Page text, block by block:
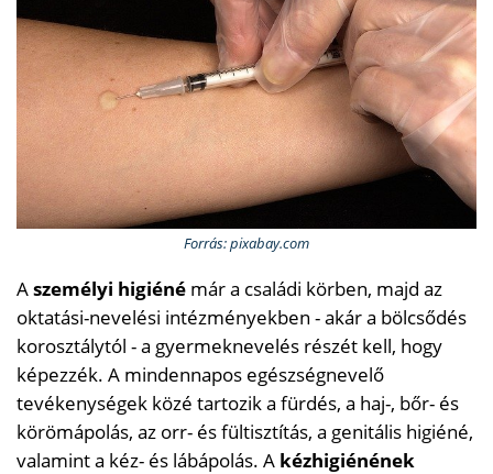
Forrás: pixabay.com
Aszemélyi higiéné már a családi körben, majd az
oktatási-nevelési intézményekben - akár a bölcsődés
korosztálytól - a gyermeknevelés részét kell, hogy
képezzék. A mindennapos egészségnevelő
tevékenységek közé tartozik a fürdés, a haj-, bőr- és
körömápolás, az orr- és fültisztítás, a genitális higiéné,
valamint a kéz- és lábápolás. A kézhigiénének